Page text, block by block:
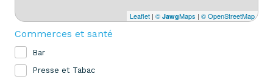
Leaflet | © JawgMaps | © OpenStreetMap
Commerces et santé
Bar
Presse et Tabac